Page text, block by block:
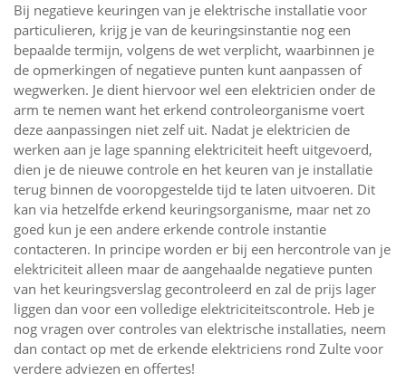
Bij negatieve keuringen van je elektrische installatie voor
particulieren, krijg je van de keuringsinstantie nog een
bepaalde termijn, volgens de wet verplicht, waarbinnen je
de opmerkingen of negatieve punten kunt aanpassen of
wegwerken. Je dient hiervoor wel een elektricien onder de
arm te nemen want het erkend controleorganisme voert
deze aanpassingen niet zelf uit. Nadat je elektricien de
werken aan je lage spanning elektriciteit heeft uitgevoerd,
dien je de nieuwe controle en het keuren van je installatie
terug binnen de vooropgestelde tijd te laten uitvoeren. Dit
kan via hetzelfde erkend keuringsorganisme, maar net zo
goed kun je een andere erkende controle instantie
contacteren. In principe worden er bij een hercontrole van je
elektriciteit alleen maar de aangehaalde negatieve punten
van het keuringsverslag gecontroleerd en zal de prijs lager
liggen dan voor een volledige elektriciteitscontrole. Heb je
nog vragen over controles van elektrische installaties, neem
dan contact op met de erkende elektriciens rond Zulte voor
verdere adviezen en offertes!